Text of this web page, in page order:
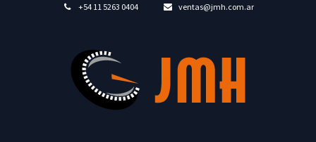
+54 11 5263 0404
ventas@jmh.com.ar